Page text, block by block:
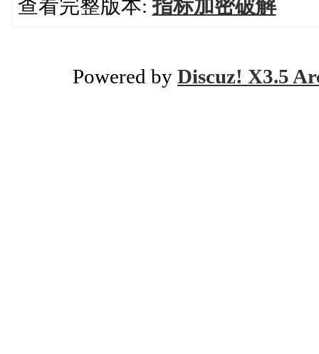
查看完整版本:指标加密破解
Powered by Discuz! X3.5